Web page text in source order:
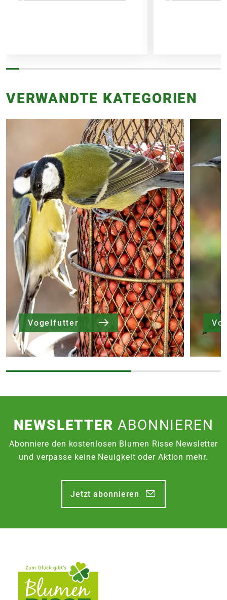
VERWANDTE KATEGORIEN
Vogelfutter
NEWSLETTERABONNIEREN
Abonniere den kostenlosen Blumen Risse Newsletter
und verpasse keine Neuigkeit oder Aktion mehr.
Jetzt abonnieren